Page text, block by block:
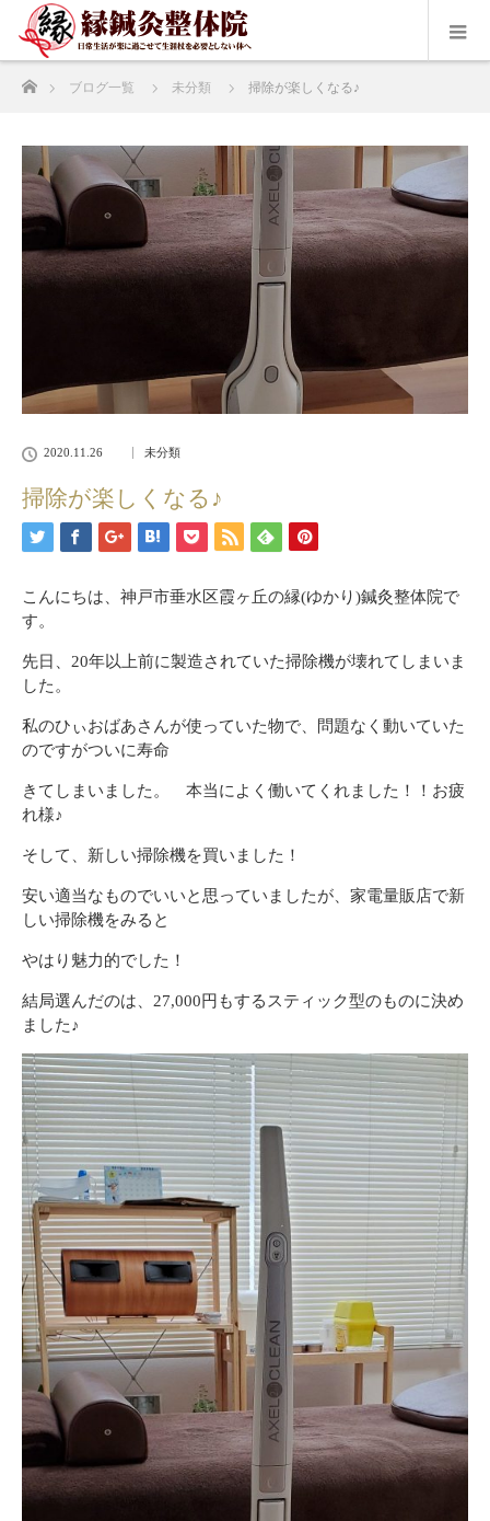
ホームブログ一覧 未分類 掃除が楽しくなる♪
2020.11.26 未分類
掃除が楽しくなる♪
こんにちは、神戸市垂水区霞ヶ丘の縁(ゆかり)鍼灸整体院で
す。
先日、20年以上前に製造されていた掃除機が壊れてしまいま
した。
私のひぃおばあさんが使っていた物で、問題なく動いていた
のですがついに寿命
きてしまいました。 本当によく働いてくれました！！お疲
れ様♪
そして、新しい掃除機を買いました！
安い適当なものでいいと思っていましたが、家電量販店で新
しい掃除機をみると
やはり魅力的でした！
結局選んだのは、27,000円もするスティック型のものに決め
ました♪